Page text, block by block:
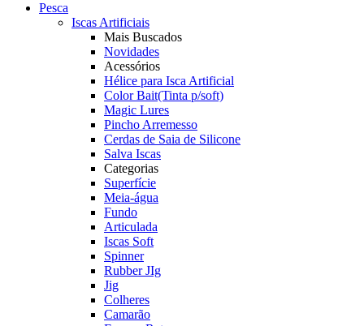
Pesca
Iscas Artificiais
Mais Buscados
Novidades
Acessórios
Hélice para Isca Artificial
Color Bait(Tinta p/soft)
Magic Lures
Pincho Arremesso
Cerdas de Saia de Silicone
Salva Iscas
Categorias
Superfície
Meia-água
Fundo
Articulada
Iscas Soft
Spinner
Rubber JIg
Jig
Colheres
Camarão